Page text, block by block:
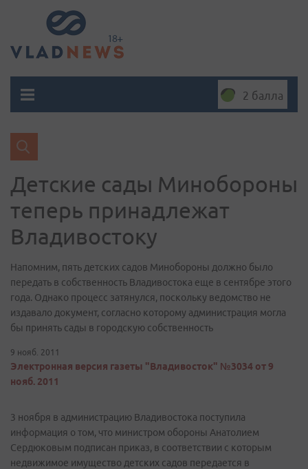
2 балла
Детские сады Минобороны
теперь принадлежат
Владивостоку
Напомним, пять детских садов Минобороны должно было
передать в собственность Владивостока еще в сентябре этого
года. Однако процесс затянулся, поскольку ведомство не
издавало документ, согласно которому администрация могла
бы принять сады в городскую собственность
9 нояб. 2011
Электронная версия газеты "Владивосток" №3034 от 9
нояб. 2011
3 ноября в администрацию Владивостока поступила
информация о том, что министром обороны Анатолием
Сердюковым подписан приказ, в соответствии с которым
недвижимое имущество детских садов передается в